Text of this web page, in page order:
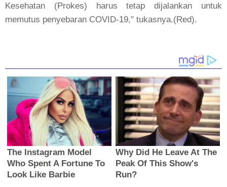
Kesehatan (Prokes) harus tetap dijalankan untuk
memutus penyebaran COVID-19," tukasnya.(Red).